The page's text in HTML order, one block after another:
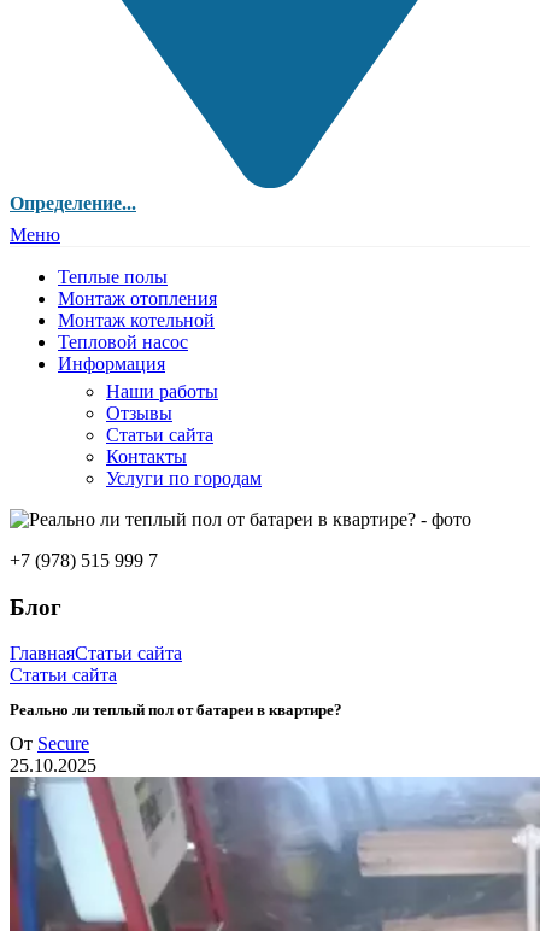
Определение...
Меню
Теплые полы
Монтаж отопления
Монтаж котельной
Тепловой насос
Информация
Наши работы
Отзывы
Статьи сайта
Контакты
Услуги по городам
+7 (978) 515 999 7
Блог
ГлавнаяСтатьи сайта
Статьи сайта
Реально ли теплый пол от батареи в квартире?
От Secure
25.10.2025